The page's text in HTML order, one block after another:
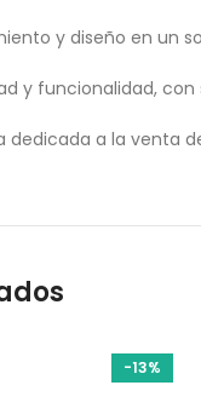
y diseño en un
y funcionalidad,
dedicada a la venta
-13%